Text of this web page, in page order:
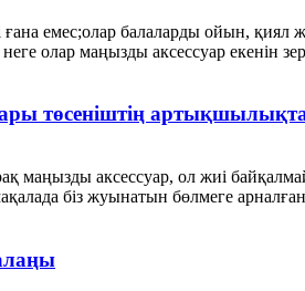
ғана емес;олар балаларды ойын,
олар маңызды аксессуар екенін
төсеніштің
маңызды аксессуар, ол жиі
біз жуынатын бөлмеге